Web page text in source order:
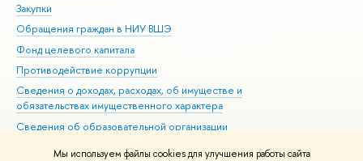
Мы используем файлы cookies для улучшения работы сайта
Закупки
Обращения граждан в НИУ ВШЭ
Фонд целевого капитала
Противодействие коррупции
Сведения о доходах, расходах, об имуществе и
обязательствах имущественного характера
Сведения об образовательной организации
Людям с ограниченными возможностями здоровья